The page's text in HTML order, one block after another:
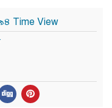
Time View